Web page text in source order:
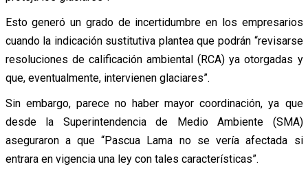
Esto generó un grado de incertidumbre en los empresarios
cuando la indicación sustitutiva plantea que podrán “revisarse
resoluciones de calificación ambiental (RCA) ya otorgadas y
que, eventualmente, intervienen glaciares”.
Sin embargo, parece no haber mayor coordinación, ya que
desde la Superintendencia de Medio Ambiente (SMA)
aseguraron a que “Pascua Lama no se vería afectada si
entrara en vigencia una ley con tales características”.